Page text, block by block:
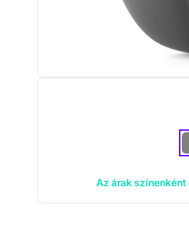
Az árak